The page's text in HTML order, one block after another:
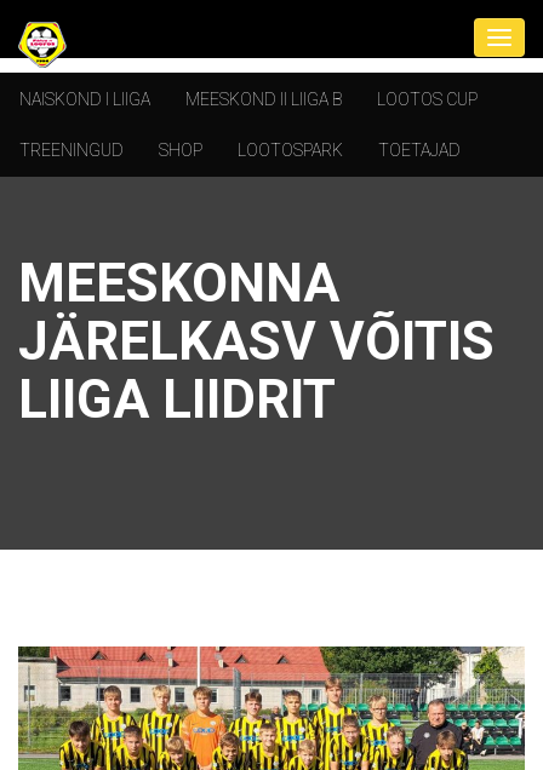
NAISKOND I LIIGA MEESKOND II LIIGA B LOOTOS CUP
TREENINGUD SHOP LOOTOSPARK TOETAJAD
MEESKONNA
JÄRELKASV VÕITIS
LIIGA LIIDRIT